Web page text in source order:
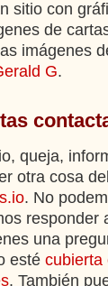
sitio con
de
imágenes
G.
queja,
otra cosa
. No
responder
una
esté cubierta
. También